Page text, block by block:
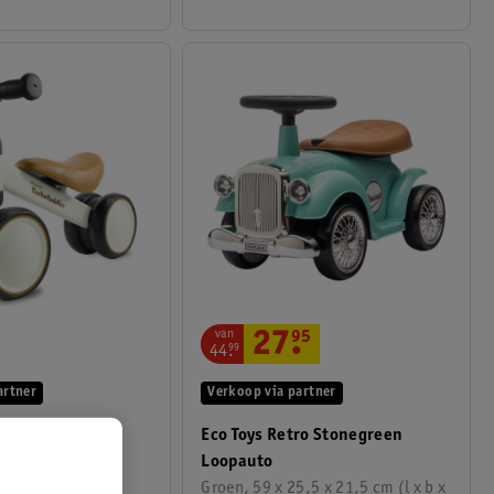
Eco Toys Retro Stonegreen
Loopauto
Groen, 59 x 25,5 x 21,5 cm (l x b x
Verkoop via partner
van
44.
99 27.
95